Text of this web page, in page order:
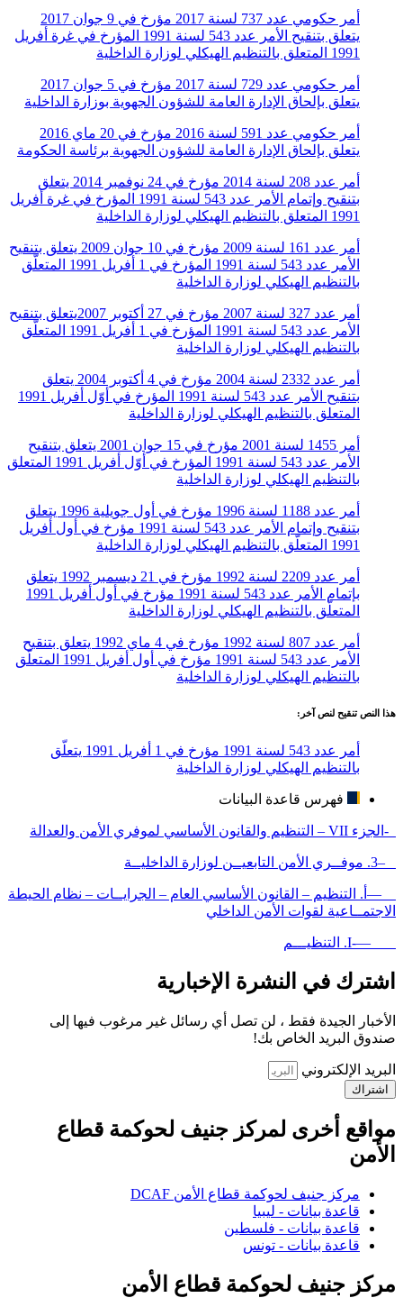
أمر حكومي عدد 737 لسنة 2017 مؤرخ في 9 جوان 2017
يتعلق بتنقيح الأمر عدد 543 لسنة 1991 المؤرخ في غرة أفريل
1991 المتعلق بالتنظيم الهيكلي لوزارة الداخلية
أمر حكومي عدد 729 لسنة 2017 مؤرخ في 5 جوان 2017
يتعلق بإلحاق الإدارة العامة للشؤون الجهوية بوزارة الداخلية
أمر حكومي عدد 591 لسنة 2016 مؤرخ في 20 ماي 2016
يتعلق بإلحاق الإدارة العامة للشؤون الجهوية برئاسة الحكومة
أمر عدد 208 لسنة 2014 مؤرخ في 24 نوفمبر 2014 يتعلق
بتنقيح وإتمام الأمر عدد 543 لسنة 1991 المؤرخ في غرة أفريل
1991 المتعلق بالتنظيم الهيكلي لوزارة الداخلية
أمر عدد 161 لسنة 2009 مؤرخ في 10 جوان 2009 يتعلق بتنقيح
الأمر عدد 543 لسنة 1991 المؤرخ في 1 أفريل 1991 المتعلّق
بالتنظيم الهيكلي لوزارة الداخلية
أمر عدد 327 لسنة 2007 مؤرخ في 27 أكتوبر 2007يتعلق بتنقيح
الأمر عدد 543 لسنة 1991 المؤرخ في 1 أفريل 1991 المتعلّق
بالتنظيم الهيكلي لوزارة الداخلية
أمر عدد 2332 لسنة 2004 مؤرخ في 4 أكتوبر 2004 يتعلق
بتنقيح الأمر عدد 543 لسنة 1991 المؤرخ في أوّل أفريل 1991
المتعلق بالتنظيم الهيكلي لوزارة الداخلية
أمر 1455 لسنة 2001 مؤرخ في 15 جوان 2001 يتعلق بتنقيح
الأمر عدد 543 لسنة 1991 المؤرخ في أوّل أفريل 1991 المتعلق
بالتنظيم الهيكلي لوزارة الداخلية
أمر عدد 1188 لسنة 1996 مؤرخ في أول جويلية 1996 يتعلق
بتنقيح وإتمام الأمر عدد 543 لسنة 1991 مؤرخ في أول أفريل
1991 المتعلّق بالتنظيم الهيكلي لوزارة الداخلية
أمر عدد 2209 لسنة 1992 مؤرخ في 21 ديسمبر 1992 يتعلق
بإتمام الأمر عدد 543 لسنة 1991 مؤرخ في أول أفريل 1991
المتعلّق بالتنظيم الهيكلي لوزارة الداخلية
أمر عدد 807 لسنة 1992 مؤرخ في 4 ماي 1992 يتعلق بتنقيح
الأمر عدد 543 لسنة 1991 مؤرخ في أول أفريل 1991 المتعلّق
بالتنظيم الهيكلي لوزارة الداخلية
هذا النص تنقيح لنص آخر:
أمر عدد 543 لسنة 1991 مؤرخ في 1 أفريل 1991 يتعلّق
بالتنظيم الهيكلي لوزارة الداخلية
فهرس قاعدة البيانات
-الجزء VII – التنظيم والقانون الأساسي لموفري الأمن والعدالة
–3. موفــري الأمن التابعيــن لوزارة الداخليــة
—أ. التنظيم – القانون الأساسي العام – الجرايــات – نظام الحيطة
الاجتمــاعية لقوات الأمن الداخلي
—-I. التنظيـــم
اشترك في النشرة الإخبارية
الأخبار الجيدة فقط ، لن تصل أي رسائل غير مرغوب فيها إلى
صندوق البريد الخاص بك!
البريد الإلكتروني
اشتراك
مواقع أخرى لمركز جنيف لحوكمة قطاع
الأمن
مركز جنيف لحوكمة قطاع الأمن DCAF
قاعدة بيانات - ليبيا
قاعدة بيانات - فلسطين
قاعدة بيانات - تونس
مركز جنيف لحوكمة قطاع الأمن